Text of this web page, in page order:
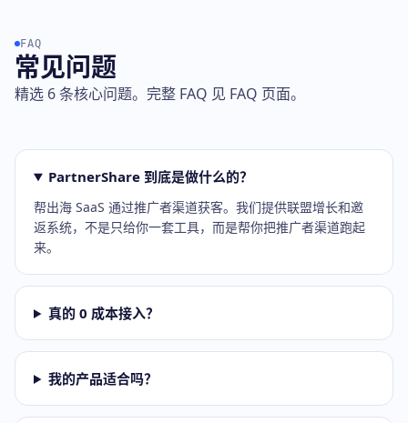
FAQ
常见问题
精选 6 条核心问题。完整 FAQ 见 FAQ 页面。
PartnerShare 到底是做什么的？
帮出海 SaaS 通过推广者渠道获客。我们提供联盟增长和邀
返系统，不是只给你一套工具，而是帮你把推广者渠道跑起
来。
真的 0 成本接入？
我的产品适合吗？